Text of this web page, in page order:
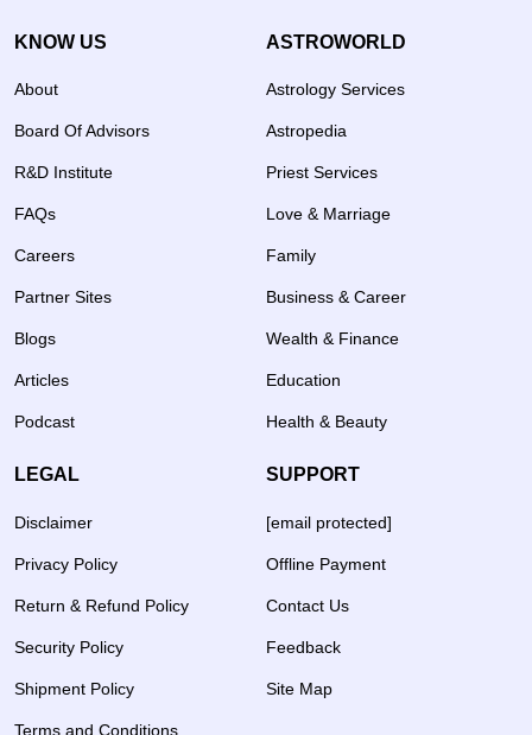
KNOW US
About
Board Of Advisors
R&D Institute
FAQs
Careers
Partner Sites
Blogs
Articles
Podcast
ASTROWORLD
Astrology Services
Astropedia
Priest Services
Love & Marriage
Family
Business & Career
Wealth & Finance
Education
Health & Beauty
LEGAL
Disclaimer
Privacy Policy
Return & Refund Policy
Security Policy
Shipment Policy
Terms and Conditions
SUPPORT
[email protected]
Offline Payment
Contact Us
Feedback
Site Map